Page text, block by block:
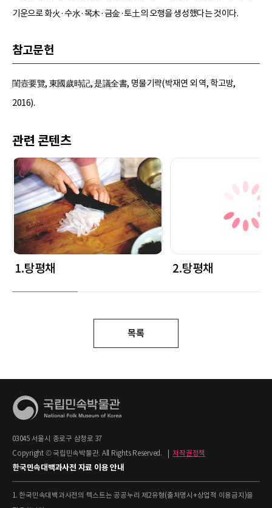
기운으로 화火·수水·목木·금金·토土의 오행을 생성했다는 것이다.
참고문헌
閨壼要覽, 東國歲時記, 是議全書, 명물기략(박재연 외 역, 학고방,
2016).
관련 콘텐츠
1.탕평채 2.탕평채
목록
03045 서울시 종로구 삼청로 37
Copyright © 국립민속박물관. All Rights Reserved.
저작권정책
한국민속대백과사전 자료 이용 안내
1. 한국민속대백과사전의 텍스트는 공공누리 제2유형(출처명시+상업적 이용금지)을